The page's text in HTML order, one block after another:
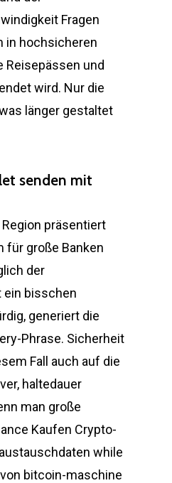
Fragen
in hochsicheren
Reisepässen und
wird. Nur die
länger gestaltet
senden mit
präsentiert
für große Banken
der
ein bisschen
generiert die
Phrase. Sicherheit
Fall auch auf die
haltedauer
man große
Kaufen Crypto-
while
bitcoin-maschine